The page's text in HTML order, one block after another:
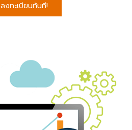
ลงทะเบียนทันที!